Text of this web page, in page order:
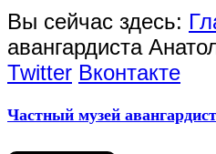
Вы сейчас здесь:
авангардиста
Twitter Вконтакте
Частный музей